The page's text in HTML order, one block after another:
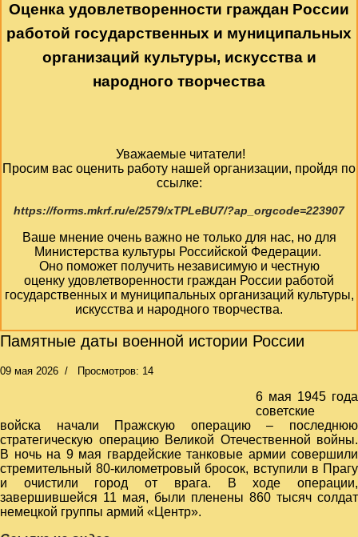
Оценка удовлетворенности граждан России
работой государственных и муниципальных
организаций культуры, искусства и
народного творчества
Уважаемые читатели!
Просим вас оценить работу нашей организации, пройдя по
ссылке:
https://forms.mkrf.ru/e/2579/xTPLeBU7/?ap_orgcode=223907
Ваше мнение очень важно не только для нас, но для
Министерства культуры Российской Федерации.
Оно поможет получить независимую и честную
оценку удовлетворенности граждан России работой
государственных и муниципальных организаций культуры,
искусства и народного творчества.
Памятные даты военной истории России
09 мая 2026 Просмотров: 14
6 мая 1945 года
советские
войска начали Пражскую операцию – последнюю
стратегическую операцию Великой Отечественной войны.
В ночь на 9 мая гвардейские танковые армии совершили
стремительный 80-километровый бросок, вступили в Прагу
и очистили город от врага. В ходе операции,
завершившейся 11 мая, были пленены 860 тысяч солдат
немецкой группы армий «Центр».